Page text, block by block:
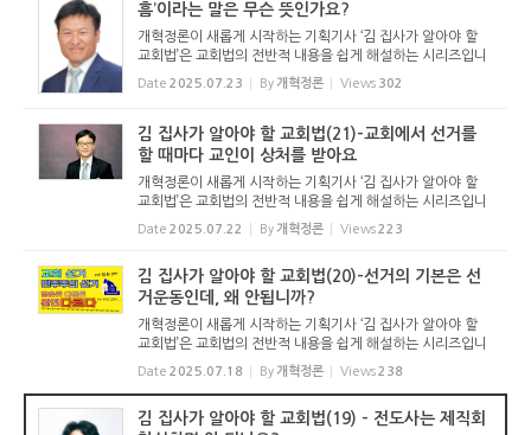
흠’이라는 말은 무슨 뜻인가요?
개혁정론이 새롭게 시작하는 기획기사 ‘김 집사가 알아야 할
교회법’은 교회법의 전반적 내용을 쉽게 해설하는 시리즈입니
다. 기독교보와 함께 진행하는 시리즈로서 여기에 싣는 것은
기독교보의 허락을 받았습니다. 글 내용은 기독교보에 실린
Date 2025.07.23 By 개혁정론 Views 302
김 집사가 알아야 할 교회법(21)-교회에서 선거를
할 때마다 교인이 상처를 받아요
개혁정론이 새롭게 시작하는 기획기사 ‘김 집사가 알아야 할
교회법’은 교회법의 전반적 내용을 쉽게 해설하는 시리즈입니
다. 기독교보와 함께 진행하는 시리즈로서 여기에 싣는 것은
기독교보의 허락을 받았습니다. 글 내용은 기독교보에 실린
Date 2025.07.22 By 개혁정론 Views223
김 집사가 알아야 할 교회법(20)-선거의 기본은 선
거운동인데, 왜 안됩니까?
개혁정론이 새롭게 시작하는 기획기사 ‘김 집사가 알아야 할
교회법’은 교회법의 전반적 내용을 쉽게 해설하는 시리즈입니
다. 기독교보와 함께 진행하는 시리즈로서 여기에 싣는 것은
기독교보의 허락을 받았습니다. 글 내용은 기독교보에 실린
...
Date 2025.07.18 By 개혁정론 Views238
김 집사가 알아야 할 교회법(19) - 전도사는 제직회